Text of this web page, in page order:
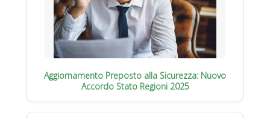
Aggiornamento Preposto alla Sicurezza: Nuovo
Accordo Stato Regioni 2025